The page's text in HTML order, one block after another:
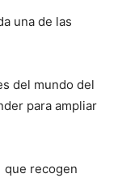
una de las
del mundo del
para ampliar
que recogen